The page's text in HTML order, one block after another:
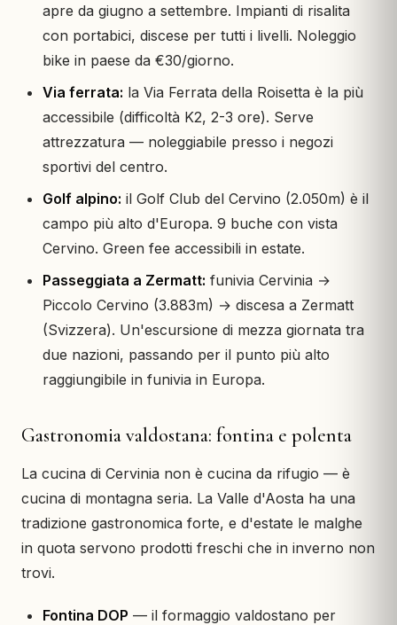
apre da giugno a settembre. Impianti di risalita
con portabici, discese per tutti i livelli. Noleggio
bike in paese da €30/giorno.
Via ferrata: la Via Ferrata della Roisetta è la più
accessibile (difficoltà K2, 2-3 ore). Serve
attrezzatura — noleggiabile presso i negozi
sportivi del centro.
Golf alpino: il Golf Club del Cervino (2.050m) è il
campo più alto d'Europa. 9 buche con vista
Cervino. Green fee accessibili in estate.
Passeggiata a Zermatt: funivia Cervinia →
Piccolo Cervino (3.883m) → discesa a Zermatt
(Svizzera). Un'escursione di mezza giornata tra
due nazioni, passando per il punto più alto
raggiungibile in funivia in Europa.
Gastronomia valdostana: fontina e polenta
La cucina di Cervinia non è cucina da rifugio — è
cucina di montagna seria. La Valle d'Aosta ha una
tradizione gastronomica forte, e d'estate le malghe
in quota servono prodotti freschi che in inverno non
trovi.
Fontina DOP — il formaggio valdostano per